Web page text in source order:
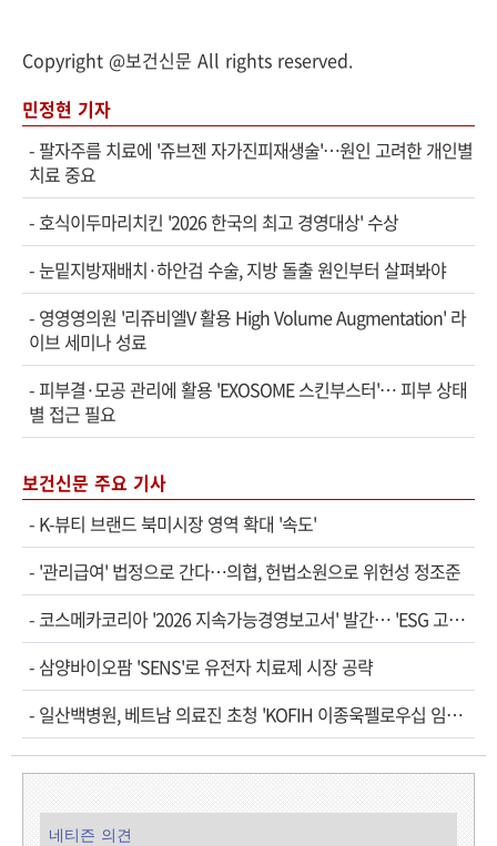
Copyright @보건신문 All rights reserved.
민정현 기자
- 팔자주름 치료에 '쥬브젠 자가진피재생술'…원인 고려한 개인별
치료 중요
-호식이두마리치킨 '2026 한국의 최고 경영대상' 수상
-눈밑지방재배치·하안검 수술, 지방 돌출 원인부터 살펴봐야
- 영영영의원 '리쥬비엘V 활용 High Volume Augmentation' 라
이브 세미나 성료
- 피부결·모공 관리에 활용 'EXOSOME 스킨부스터'… 피부 상태
별 접근 필요
보건신문 주요 기사
- K-뷰티 브랜드 북미시장 영역 확대 '속도'
- '관리급여' 법정으로 간다…의협, 헌법소원으로 위헌성 정조준
- 코스메카코리아 '2026 지속가능경영보고서' 발간… 'ESG 고…
- 삼양바이오팜 'SENS'로 유전자 치료제 시장 공략
- 일산백병원, 베트남 의료진 초청 'KOFIH 이종욱펠로우십 임…
네티즌 의견